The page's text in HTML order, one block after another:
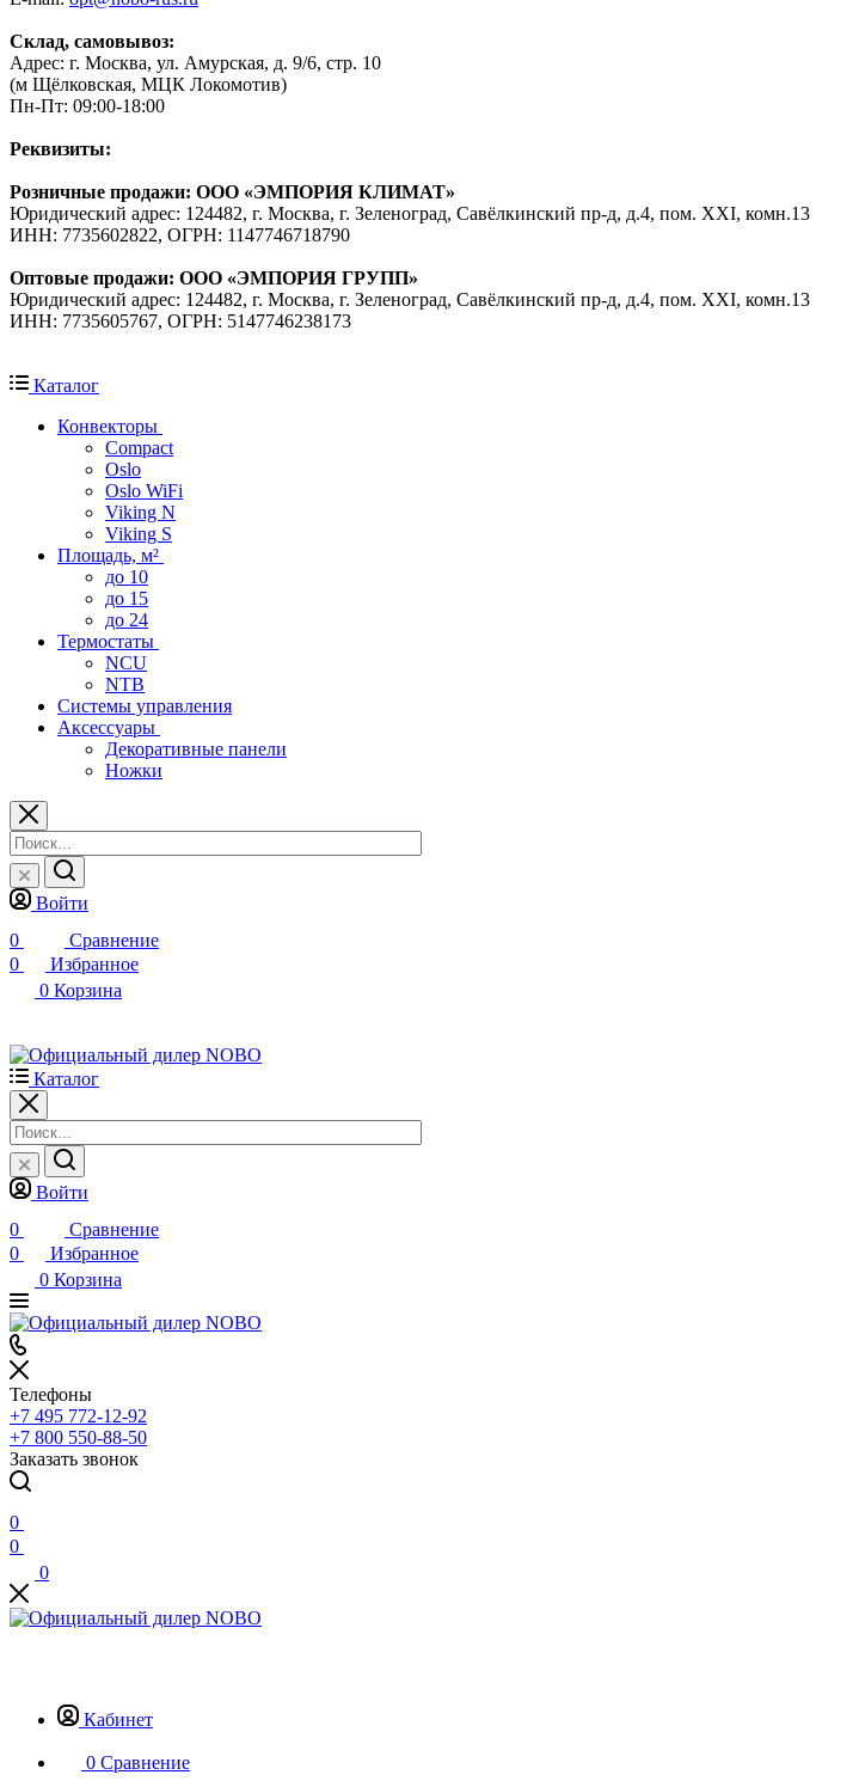
Склад, самовывоз:
Адрес: г. Москва, ул. Амурская, д. 9/6, стр. 10
(м Щёлковская, МЦК Локомотив)
Пн-Пт: 09:00-18:00
Реквизиты:
Розничные продажи: ООО «ЭМПОРИЯ КЛИМАТ»
Юридический адрес: 124482, г. Москва, г. Зеленоград, Савёлкинский пр-д, д.4, пом. XXI, комн.13
ИНН: 7735602822, ОГРН: 1147746718790
Оптовые продажи: ООО «ЭМПОРИЯ ГРУПП»
Юридический адрес: 124482, г. Москва, г. Зеленоград, Савёлкинский пр-д, д.4, пом. XXI, комн.13
ИНН: 7735605767, ОГРН: 5147746238173
Каталог
Конвекторы
Compact
Oslo
Oslo WiFi
Viking N
Viking S
Площадь, м²
до 10
до 15
до 24
Термостаты
NCU
NTB
Системы управления
Аксессуары
Декоративные панели
Ножки
Войти
0
Сравнение
0
Избранное
0 Корзина
Каталог
Войти
0
Сравнение
0
Избранное
0 Корзина
Телефоны
+7 495 772-12-92
+7 800 550-88-50
Заказать звонок
0
0
0
Кабинет
0 Сравнение